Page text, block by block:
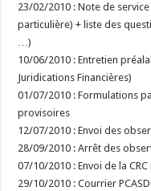
23/02/2010 : Note de
particulière) + liste des
…)
10/06/2010 : Entretien
Juridications Financières)
01/07/2010 : Formulations
provisoires
12/07/2010 : Envoi des
28/09/2010 : Arrêt des
07/10/2010 : Envoi de la
29/10/2010 : Courrier